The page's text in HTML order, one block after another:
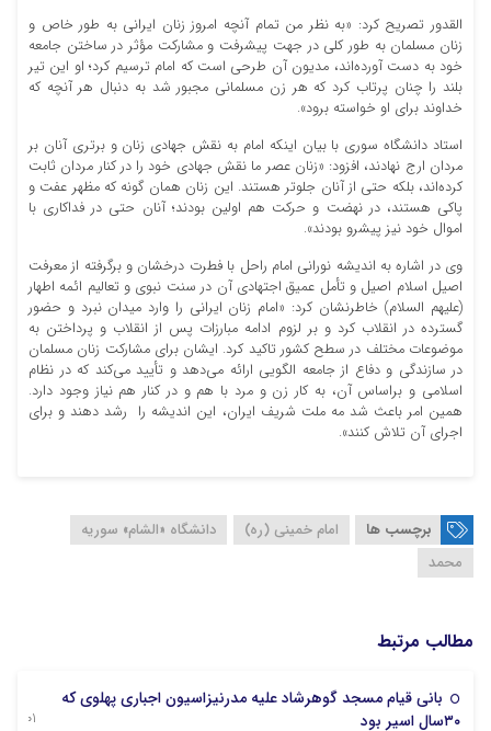
القدور تصریح کرد: «به نظر من تمام آنچه امروز زنان ایرانی به طور خاص و
زنان مسلمان به طور کلی در جهت پیشرفت و مشارکت مؤثر در ساختن جامعه
خود به دست آورده‌اند، مدیون آن طرحی است که امام ترسیم کرد؛ او این تیر
بلند را چنان پرتاب کرد که هر زن مسلمانی مجبور شد به دنبال هر آنچه که
خداوند برای او خواسته برود».
استاد دانشگاه سوری با بیان اینکه امام به نقش جهادی زنان و برتری آنان بر
مردان ارج نهادند، افزود: «زنان عصر ما نقش جهادی خود را در کنار مردان ثابت
کرده‌اند، بلکه حتی از آنان جلوتر هستند. این زنان همان گونه که مظهر عفت و
پاکی هستند، در نهضت و حرکت هم اولین بودند؛ آنان حتی در فداکاری با
اموال خود نیز پیشرو بودند».
وی در اشاره به اندیشه نورانی امام راحل با فطرت درخشان و برگرفته از معرفت
اصیل اسلام اصیل و تأمل عمیق اجتهادی آن در سنت نبوی و تعالیم ائمه اطهار
(علیهم السلام) خاطرنشان کرد: «امام زنان ایرانی را وارد میدان نبرد و حضور
گسترده در انقلاب کرد و بر لزوم ادامه مبارزات پس از انقلاب و پرداختن به
موضوعات مختلف در سطح کشور تاکید کرد. ایشان برای مشارکت زنان مسلمان
در سازندگی و دفاع از جامعه الگویی ارائه می‌دهد و تأیید می‌کند که در نظام
اسلامی و براساس آن، به کار زن و مرد با هم و در کنار هم نیاز وجود دارد.
همین امر باعث شد مه ملت شریف ایران، این اندیشه را رشد دهند و برای
اجرای آن تلاش کنند».
برچسب ها امام خمینی (ره)
دانشگاه «الشام» سوریه
محمد
مطالب مرتبط
بانی قیام مسجد گوهرشاد علیه مدرنیزاسیون اجباری پهلوی که
۳۰سال اسیر بود
01 آگوست 2026